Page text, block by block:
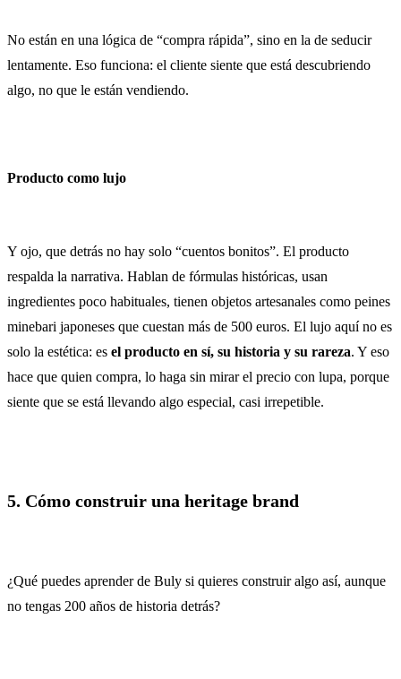
No están en una lógica de “compra rápida”, sino en la de seducir
lentamente. Eso funciona: el cliente siente que está descubriendo
algo, no que le están vendiendo.
Producto como lujo
Y ojo, que detrás no hay solo “cuentos bonitos”. El producto
respalda la narrativa. Hablan de fórmulas históricas, usan
ingredientes poco habituales, tienen objetos artesanales como peines
minebari japoneses que cuestan más de 500 euros. El lujo aquí no es
solo la estética: es el producto en sí, su historia y su rareza. Y eso
hace que quien compra, lo haga sin mirar el precio con lupa, porque
siente que se está llevando algo especial, casi irrepetible.
5. Cómo construir una heritage brand
¿Qué puedes aprender de Buly si quieres construir algo así, aunque
no tengas 200 años de historia detrás?